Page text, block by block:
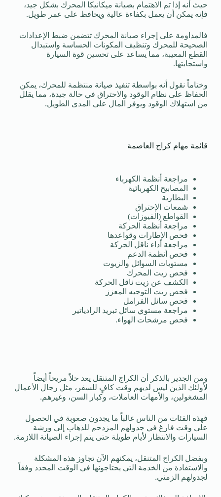
حيث أنه إذا تم الاهتمام بصيانة ميكانيكا المحرك بشكل جيد،
فإنه يمكن أن يعمل بكفاءة عالية ويحافظ على عمر طويل.
فالمداومة على إجراء صيانة المحرك تتضمن ضبط الإعدادات
الصحيحة للمحرك وتنظيف المكونات الحساسة واستبدال
القطع المعيبة، مما يساعد على تحسين قوة السيارة
واستجابتها.
وختاماً نقول أنه بواسطة تنفيذ صيانة منتظمة للمحرك، يمكن
الحفاظ على نظام الوقود والاحتراق في حالة جيدة، مما يقلل
من استهلاك الوقود ويوفر المال على المدى الطويل.
قائمة مهام كراج العاصمة
مراجعة أنظمة الكهرباء
المصابيح الكهربائية
البطارية
شمعات الإحتراق
القواطع (الفيوزات)
مراجعة أنظمة الحركة
فحص الإطارات وقواعدها
مراجعة أداء ناقل الحركة
فحص أنظمة الدعم
مستويات السوائل والزيوت
فحص زيت المحرك
الكشف عن زيت ناقل الحركة
فحص زيت التوجيه المعزز
فحص سائل الفرامل
مراجعة مستوي سائل تبريد الرادياتير
فحص مرشحات الهواء.
ومن الجدير بالذكر أن الكراج المتنقل يعد حلاً مريحاً أيضاً
لأولئك الذين ليس لديهم وقت كافٍ للسفر، مثل رجال الأعمال
المشغولين، والأمهات العاملات، وكبار السن، وغيرهم.
فهذه الفئات من الناس غالباً ما يجدون صعوبة في الحصول
على وقت فارغ في جدولهم المزدحم للذهاب إلى ورشة
السيارات والانتظار لأيام طويلة حتى يتم إجراء الصيانة اللازمة.
وبفضل الكراج المتنقل، يمكنهم الآن تجاوز هذه المشكلة
والاستفادة من الخدمة التي يحتاجونها في الوقت المحدد وفقاً
لجدولهم الزمني.